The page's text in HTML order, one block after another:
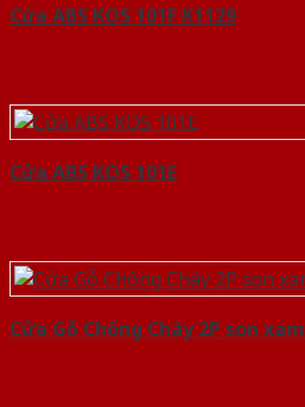
Cửa ABS KOS 101F K1129
Cửa ABS KOS 101E
Cửa Gỗ Chống Cháy 2P son xam